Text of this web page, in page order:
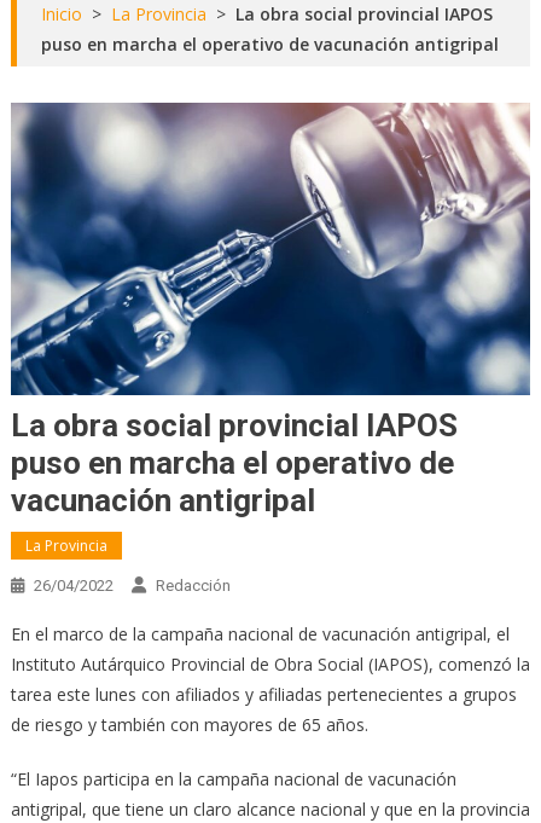
Inicio > La Provincia > La obra social provincial IAPOS
puso en marcha el operativo de vacunación antigripal
La obra social provincial IAPOS
puso en marcha el operativo de
vacunación antigripal
La Provincia
26/04/2022 Redacción
En el marco de la campaña nacional de vacunación antigripal, el
Instituto Autárquico Provincial de Obra Social (IAPOS), comenzó la
tarea este lunes con afiliados y afiliadas pertenecientes a grupos
de riesgo y también con mayores de 65 años.
“El Iapos participa en la campaña nacional de vacunación
antigripal, que tiene un claro alcance nacional y que en la provincia